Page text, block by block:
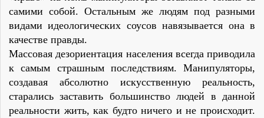
самими собой. Остальным же людям под разными
видами идеологических соусов навязывается она в
качестве правды.
Массовая дезориентация населения всегда приводила
к самым страшным последствиям. Манипуляторы,
создавая абсолютно искусственную реальность,
старались заставить большинство людей в данной
реальности жить, как будто ничего и не происходит.